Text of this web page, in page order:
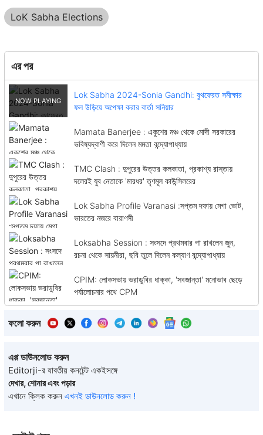
LoK Sabha Elections
এর পর
Lok Sabha 2024-Sonia Gandhi: বুথফেরত সমীক্ষার
ফল উড়িয়ে অপেক্ষা করার বার্তা সনিয়ার
Mamata Banerjee : একুশের মঞ্চ থেকে মোদী সরকারের
ভবিষ্যদ্বাণী করে দিলেন মমতা বন্দ্যোপাধ্যায়
TMC Clash : দুপুরের উত্তর কলকাতা, প্রকাশ্য রাস্তায়
দলেরই যুব নেতাকে 'মারধর' তৃণমূল কাউন্সিলরের
Lok Sabha Profile Varanasi :সপ্তম দফায় মেগা ভোট,
ভারতের নজরে বারাণসী
Loksabha Session : সংসদে প্রথমবার পা রাখলেন জুন,
রচনা থেকে সায়নীরা, ছবি তুলে দিলেন কল্যাণ বন্দ্যোপাধ্যায়
CPIM: লোকসভায় ভরাডুবির ধাক্কা, 'সবজান্তা' মনোভাব ছেড়ে
পর্যালোচনার পথে CPM
ফলো করুন
এপ্প ডাউনলোড করুন
Editorji-র যাবতীয় কনটেন্ট একইসঙ্গে
দেখার, শোনার এবং পড়ার
এখানে ক্লিক করুন এখনই ডাউনলোড করুন !